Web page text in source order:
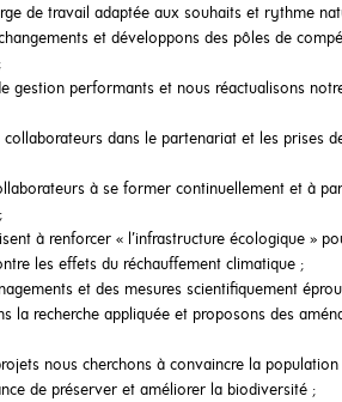
de travail adaptée aux souhaits et rythme
et développons des pôles de
gestion performants et nous réactualisons
collaborateurs dans le partenariat et les prises
à se former continuellement et à
à renforcer « l’infrastructure écologique »
les effets du réchauffement climatique ;
et des mesures scientifiquement
la recherche appliquée et proposons des
nous cherchons à convaincre la
de préserver et améliorer la biodiversité ;